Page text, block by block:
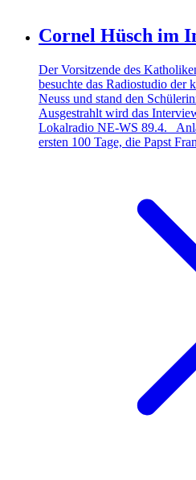
Cornel Hüsch im
Der Vorsitzende des
besuchte das Radiostudio der
Neuss und stand den
Ausgestrahlt wird das
Lokalradio NE-WS 89.4.
ersten 100 Tage, die Papst